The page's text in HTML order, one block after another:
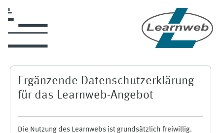
Ergänzende Datenschutzerklärung
für das Learnweb-Angebot
Die Nutzung des Learnwebs ist grundsätzlich freiwillig.